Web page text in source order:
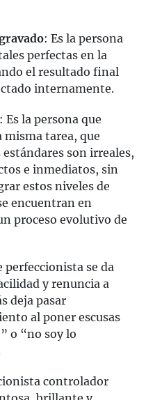
: Es la persona
perfectas en la
el resultado final
internamente.
: Es la persona que
tarea, que
son irreales,
e inmediatos, sin
estos niveles de
encuentran en
proceso evolutivo de
perfeccionista se da
y renuncia a
deja pasar
al poner escusas
o “no soy lo
controlador